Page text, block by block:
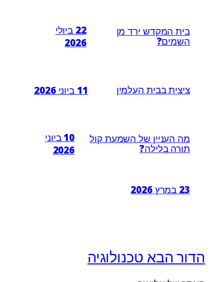
בית המקדש ירד מן
השמים?
22 ביולי
2026
ציצית בבית העלמין 11 ביוני 2026
מה העניין של השמעת קול
תורה בלילה?
10 ביוני
2026
23 במרץ 2026
הדור הבא טכנולוגיה